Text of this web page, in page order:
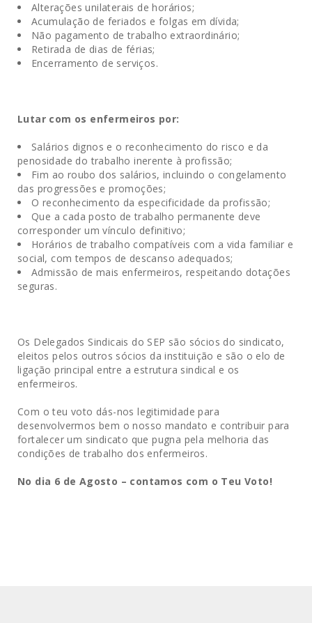
Alterações unilaterais de horários;
Acumulação de feriados e folgas em dívida;
Não pagamento de trabalho extraordinário;
Retirada de dias de férias;
Encerramento de serviços.
Lutar com os enfermeiros por:
Salários dignos e o reconhecimento do risco e da
penosidade do trabalho inerente à profissão;
Fim ao roubo dos salários, incluindo o congelamento
das progressões e promoções;
O reconhecimento da especificidade da profissão;
Que a cada posto de trabalho permanente deve
corresponder um vínculo definitivo;
Horários de trabalho compatíveis com a vida familiar e
social, com tempos de descanso adequados;
Admissão de mais enfermeiros, respeitando dotações
seguras.
Os Delegados Sindicais do SEP são sócios do sindicato,
eleitos pelos outros sócios da instituição e são o elo de
ligação principal entre a estrutura sindical e os
enfermeiros.
Com o teu voto dás-nos legitimidade para
desenvolvermos bem o nosso mandato e contribuir para
fortalecer um sindicato que pugna pela melhoria das
condições de trabalho dos enfermeiros.
No dia 6 de Agosto – contamos com o Teu Voto!